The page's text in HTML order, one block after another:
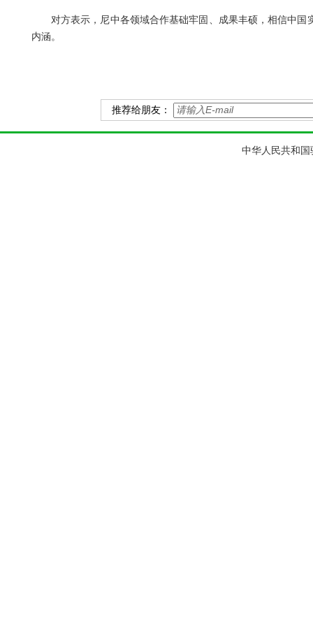
对方表示，尼中各领域合作基础牢固、成果丰硕，相信中
内涵。
推荐给朋友：
中华人民共和